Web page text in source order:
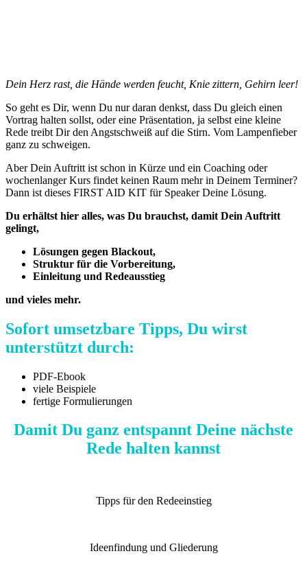
Dein Herz rast, die Hände werden feucht, Knie zittern, Gehirn leer!
So geht es Dir, wenn Du nur daran denkst, dass Du gleich einen
Vortrag halten sollst, oder eine Präsentation, ja selbst eine kleine
Rede treibt Dir den Angstschweiß auf die Stirn. Vom Lampenfieber
ganz zu schweigen.
Aber Dein Auftritt ist schon in Kürze und ein Coaching oder
wochenlanger Kurs findet keinen Raum mehr in Deinem Terminer?
Dann ist dieses FIRST AID KIT für Speaker Deine Lösung.
Du erhältst hier alles, was Du brauchst, damit Dein Auftritt
gelingt,
Lösungen gegen Blackout,
Struktur für die Vorbereitung,
Einleitung und Redeausstieg
und vieles mehr.
Sofort umsetzbare Tipps, Du wirst
unterstützt durch:
PDF-Ebook
viele Beispiele
fertige Formulierungen
Damit Du ganz entspannt Deine nächste
Rede halten kannst
Tipps für den Redeeinstieg
Ideenfindung und Gliederung